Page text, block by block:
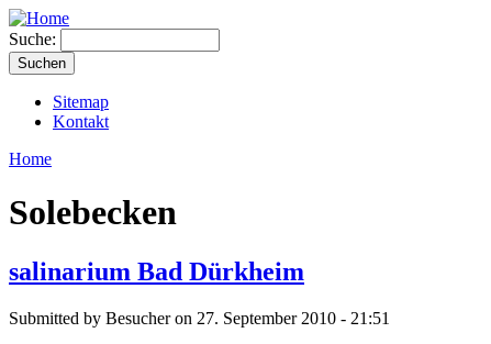
Suche:
Sitemap
Kontakt
Home
Solebecken
salinarium Bad Dürkheim
Submitted by Besucher on 27. September 2010 - 21:51